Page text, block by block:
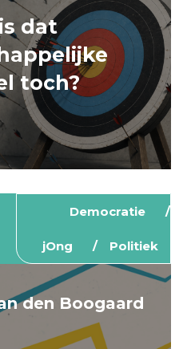
dat
toch?
Democratie
jOng Politiek
den Boogaard